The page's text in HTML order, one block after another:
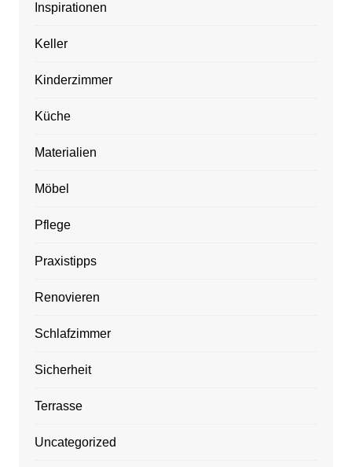
Inspirationen
Keller
Kinderzimmer
Küche
Materialien
Möbel
Pflege
Praxistipps
Renovieren
Schlafzimmer
Sicherheit
Terrasse
Uncategorized